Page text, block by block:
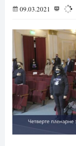
09.03.2021 1907